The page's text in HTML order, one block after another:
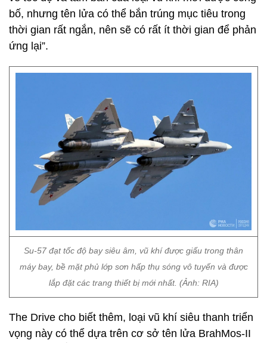
bố, nhưng tên lửa có thể bắn trúng mục tiêu trong
thời gian rất ngắn, nên sẽ có rất ít thời gian để phản
ứng lại”.
Su-57 đạt tốc độ bay siêu âm, vũ khí được giấu trong thân
máy bay, bề mặt phủ lớp sơn hấp thụ sóng vô tuyến và được
lắp đặt các trang thiết bị mới nhất. (Ảnh: RIA)
The Drive cho biết thêm, loại vũ khí siêu thanh triển
vọng này có thể dựa trên cơ sở tên lửa BrahMos-II